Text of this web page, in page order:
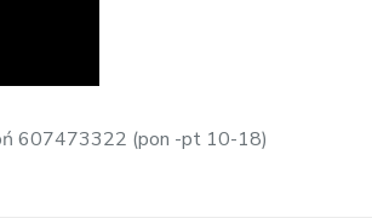
607473322 (pon -pt 10-18)